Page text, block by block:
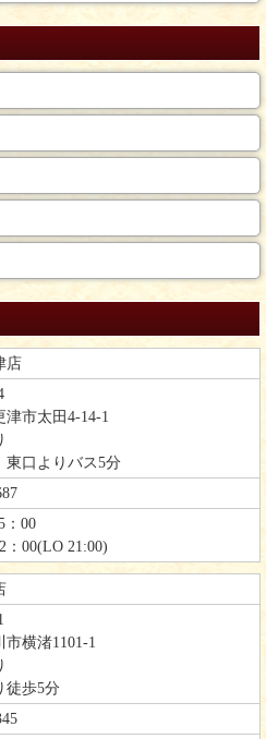
店
津市太田4-14-1
口よりバス5分
：00
：00(LO 21:00)
横渚1101-1
徒歩5分